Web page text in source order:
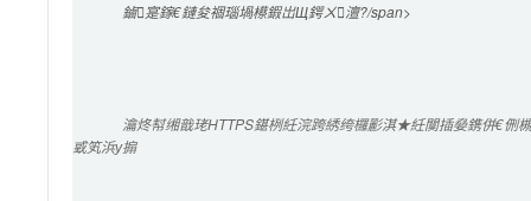
鏀寔鎵€鏈夋祻瑙堝櫒鍜岀Щ鍔ㄨ澶?/span>
瀹炵幇缃戠珯HTTPS鍖栵紝浣跨綉绔欏彲淇★紝闃插姭鎸併€
戜笂浜у搧